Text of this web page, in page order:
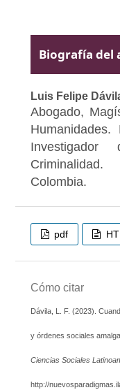
Biografía del
Luis Felipe
Abogado,
Colombia.
pdf
Cómo citar
Dávila, L. F. (2023).
y órdenes sociales
Ciencias Sociales
http://